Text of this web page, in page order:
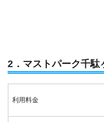
2．マストパーク千駄
利用料金